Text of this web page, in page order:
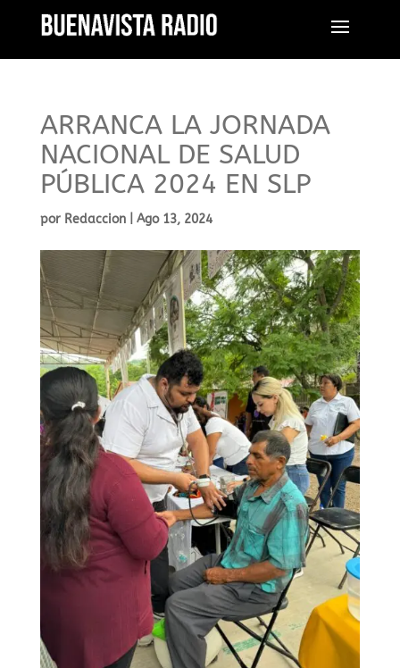
ARRANCA LA JORNADA
NACIONAL DE SALUD
PÚBLICA 2024 EN SLP
por Redaccion| Ago 13, 2024